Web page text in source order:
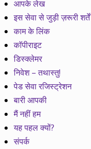
आपके लेख
इस सेवा से जुड़ी ज़रूरी शर्तें
काम के लिंक
कॉपीराइट
डिस्क्लेमर
निवेश – तथास्तु!
पेड सेवा रजिस्ट्रेशन
बारी आपकी
मैं नहीं हम
यह पहल क्यों?
संपर्क